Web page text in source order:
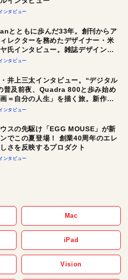
ンタビュー
とともに歩んだ33年。創刊からア
レクターを務めたデザイナー・米
氏インタビュー。雑誌デザインの
後
ンタビュー
井上三太インタビュー。“デジタル
普及前夜、Quadra 800と歩み始め
＝自分の人生」を描く旅。新作
に込めた想い
ンタビュー
スの先駆け「EGG MOUSE」が新
でこの夏登場！ 創業40周年のエレ
さを反映するプロダクト
ンタビュー
Mac
iPad
Vision